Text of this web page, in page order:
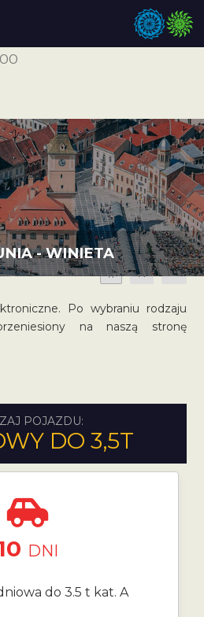
- WINIETA
A A A
Po wybraniu rodzaju
na naszą stronę
POJAZDU:
DO 3,5T
DNI
do 3.5 t kat. A